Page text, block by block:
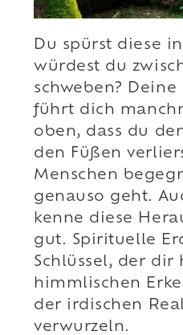
Du spürst diese
würdest du
schweben?
führt dich
oben, dass du
den Füßen
Menschen
genauso geht.
kenne diese
gut. Spirituelle
Schlüssel, der dir
himmlischen
der irdischen
verwurzeln.